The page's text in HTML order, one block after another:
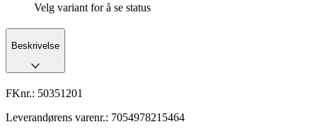
Velg variant for å se status
Beskrivelse
FKnr.: 50351201
Leverandørens varenr.: 7054978215464